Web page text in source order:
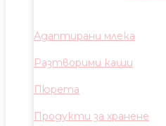
Адаптирани млека
Разтворими каши
Пюрета
Продукти за хранене